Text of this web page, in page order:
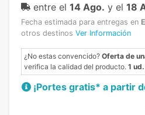
entre el 14 Ago. y el 18
Fecha estimada para entregas en
otros destinos Ver Información
¿No estas convencido? Oferta de
verifica la calidad del producto. 1
¡Portes gratis* a partir